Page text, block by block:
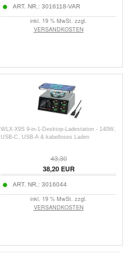
ART. NR.: 3016118-VAR
inkl. 19 % MwSt. zzgl.
VERSANDKOSTEN
WLX-X9S 9-in-1-Desktop-Ladestation - 140W,
USB-C, USB-A & kabelloses Laden
43,30
38,20EUR
ART. NR.: 3016044
inkl. 19 % MwSt. zzgl.
VERSANDKOSTEN